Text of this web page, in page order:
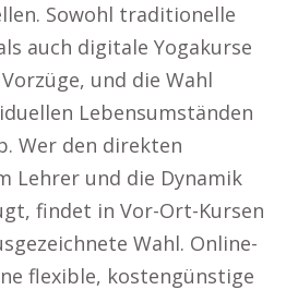
Sowohl traditionelle
auch digitale Yogakurse
und die Wahl
Lebensumständen
Wer den direkten
Lehrer und die Dynamik
findet in Vor-Ort-Kursen
Wahl. Online-
flexible, kostengünstige